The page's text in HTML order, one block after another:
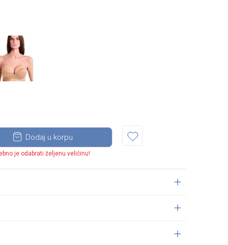
Dodaj u korpu
je odabrati željenu veličinu!